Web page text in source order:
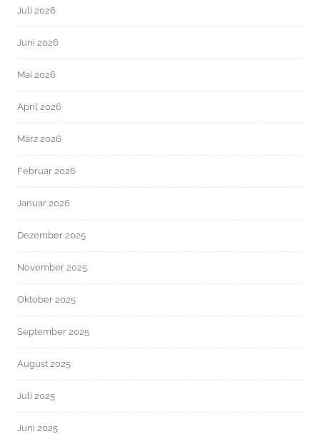
Juli 2026
Juni 2026
Mai 2026
April 2026
März 2026
Februar 2026
Januar 2026
Dezember 2025
November 2025
Oktober 2025
September 2025
August 2025
Juli 2025
Juni 2025